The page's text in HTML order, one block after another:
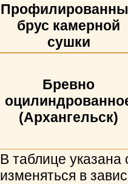
брус камерной
сушки
Бревно
(Архангельск)
В таблице указана
изменяться в